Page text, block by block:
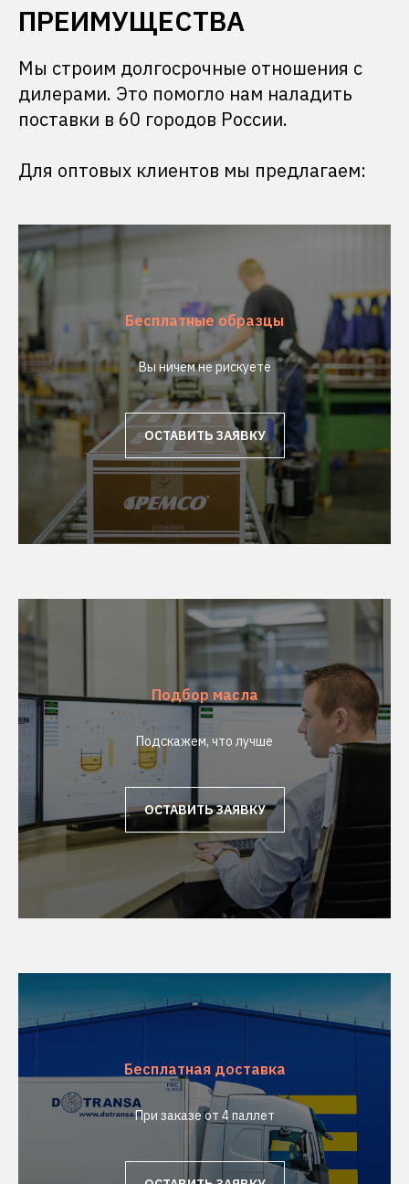
ПРЕИМУЩЕСТВА
Мы строим долгосрочные отношения с
дилерами. Это помогло нам наладить
поставки в 60 городов России.
Для оптовых клиентов мы предлагаем:
Бесплатные образцы
Вы ничем не рискуете
ОСТАВИТЬ ЗАЯВКУ
Подбор масла
Подскажем, что лучше
ОСТАВИТЬ ЗАЯВКУ
Бесплатная доставка
При заказе от 4 паллет